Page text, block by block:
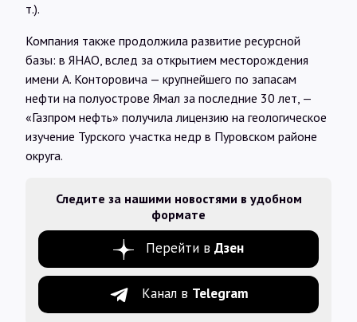
т.).
Компания также продолжила развитие ресурсной
базы: в ЯНАО, вслед за открытием месторождения
имени А. Конторовича — крупнейшего по запасам
нефти на полуострове Ямал за последние 30 лет, —
«Газпром нефть» получила лицензию на геологическое
изучение Турского участка недр в Пуровском районе
округа.
Следите за нашими новостями в удобном
формате
Перейти в Дзен
Канал в Telegram